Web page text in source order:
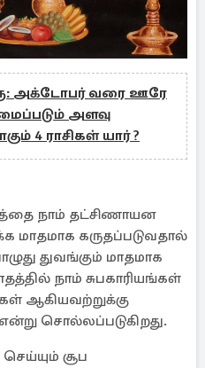
அக்டோபர் வரை ஊரே
அளவு
4 ராசிகள் யார் ?
நாம் தட்சிணாயன
மாதமாக கருதப்படுவதால்
துவங்கும் மாதமாக
நாம் சுபகாரியங்கள்
ஆகியவற்றுக்கு
சொல்லப்படுகிறது.
சூப